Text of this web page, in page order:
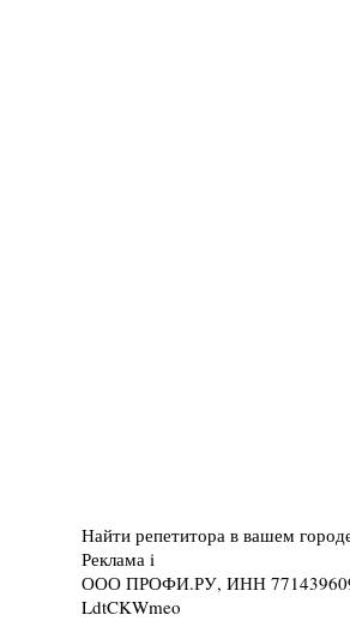
Найти репетитора в вашем
Реклама i
ООО ПРОФИ.РУ, ИНН
LdtCKWmeo